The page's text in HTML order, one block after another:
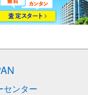
センター